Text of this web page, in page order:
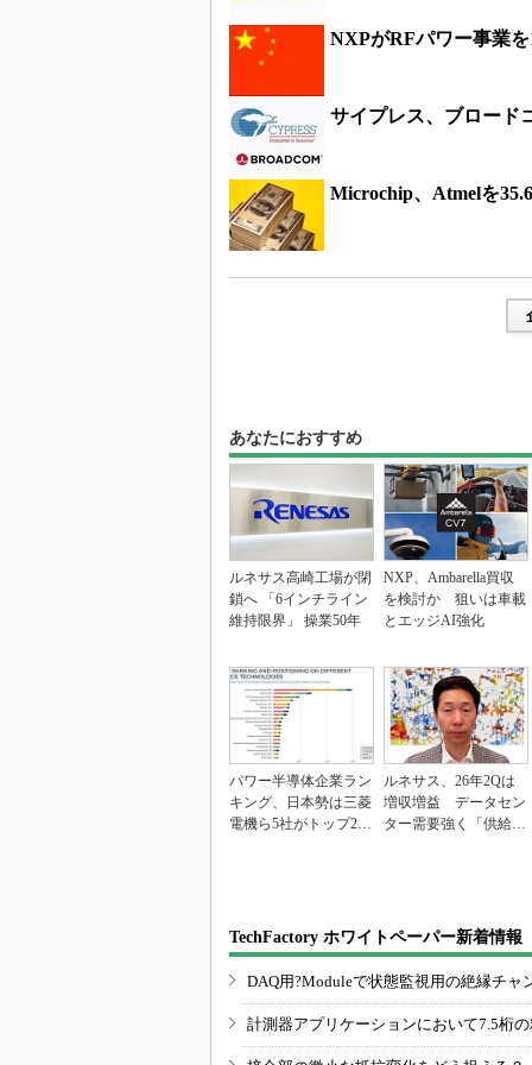
NXPがRFパワー事業
サイプレス、ブロード
Microchip、Atmelを
あなたにおすすめ
ルネサス高崎工場が閉
鎖へ 「6インチライン
維持限界」 操業50年
NXP、Ambarella買収
を検討か 狙いは車載
とエッジAI強化
パワー半導体企業ラン
キング、日本勢は三菱
電機ら5社がトップ20
ルネサス、26年2Qは
増収増益 データセン
ター需要強く「供給は
TechFactory ホワイトペーパー新着情報
DAQ用?Moduleで状態監視用の絶縁チ
計測器アプリケーションにおいて7.5桁